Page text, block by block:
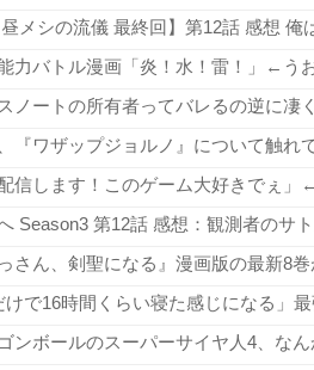
昼メシの流儀 最終回】第12話 感想 俺
能力バトル漫画「炎！水！雷！」←う
ノートの所有者ってバレるの逆に凄
『ワザップジョルノ』について触れ
信します！このゲーム大好きでぇ」
Season3 第12話 感想：観測者のサ
さん、剣聖になる』漫画版の最新8
けで16時間くらい寝た感じになる」
ンボールのスーパーサイヤ人4、な